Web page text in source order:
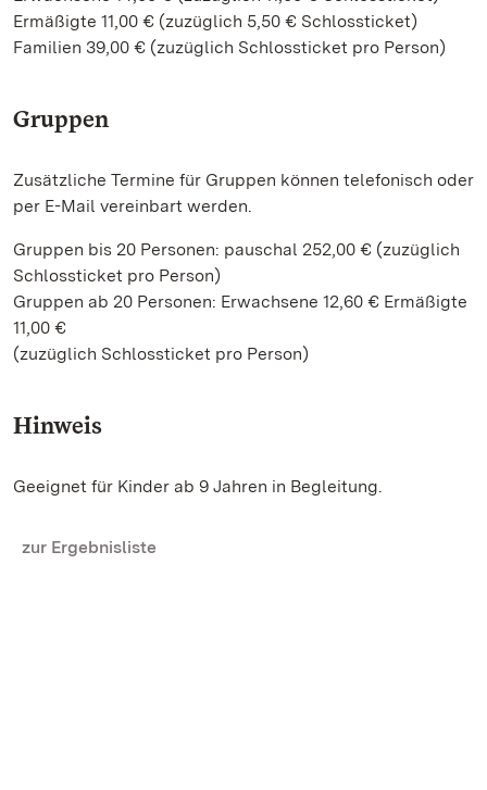
Ermäßigte 11,00 € (zuzüglich 5,50 € Schlossticket)
Familien 39,00 € (zuzüglich Schlossticket pro Person)
Gruppen
Zusätzliche Termine für Gruppen können telefonisch oder
per E-Mail vereinbart werden.
Gruppen bis 20 Personen: pauschal 252,00 € (zuzüglich
Schlossticket pro Person)
Gruppen ab 20 Personen: Erwachsene 12,60 € Ermäßigte
11,00 €
(zuzüglich Schlossticket pro Person)
Hinweis
Geeignet für Kinder ab 9 Jahren in Begleitung.
zur Ergebnisliste